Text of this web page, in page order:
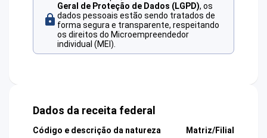
Geral de Proteção de Dados (LGPD), os
dados pessoais estão sendo tratados de
forma segura e transparente, respeitando
os direitos do Microempreendedor
individual (MEI).
Dados da receita federal
Código e descrição da natureza
Matriz/Filial